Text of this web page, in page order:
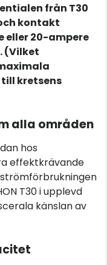
från T30
kontakt
eller 20-ampere
(Vilket
kretsens
alla områden
hos
effektkrävande
T30 i upplevd
känslan av